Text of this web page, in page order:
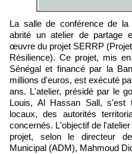
La salle de conférence de la Gouvernance de Saint-Louis a
abrité un atelier de partage
œuvre du projet SERRP
Résilience). Ce projet, mis
Sénégal et financé par la
millions d'euros, est exécuté
ans. L'atelier, présidé par le
Louis, Al Hassan Sall, s'est
locaux, des autorités
concernés. L'objectif de
projet, selon le directeur
Municipal (ADM), Mahmoud